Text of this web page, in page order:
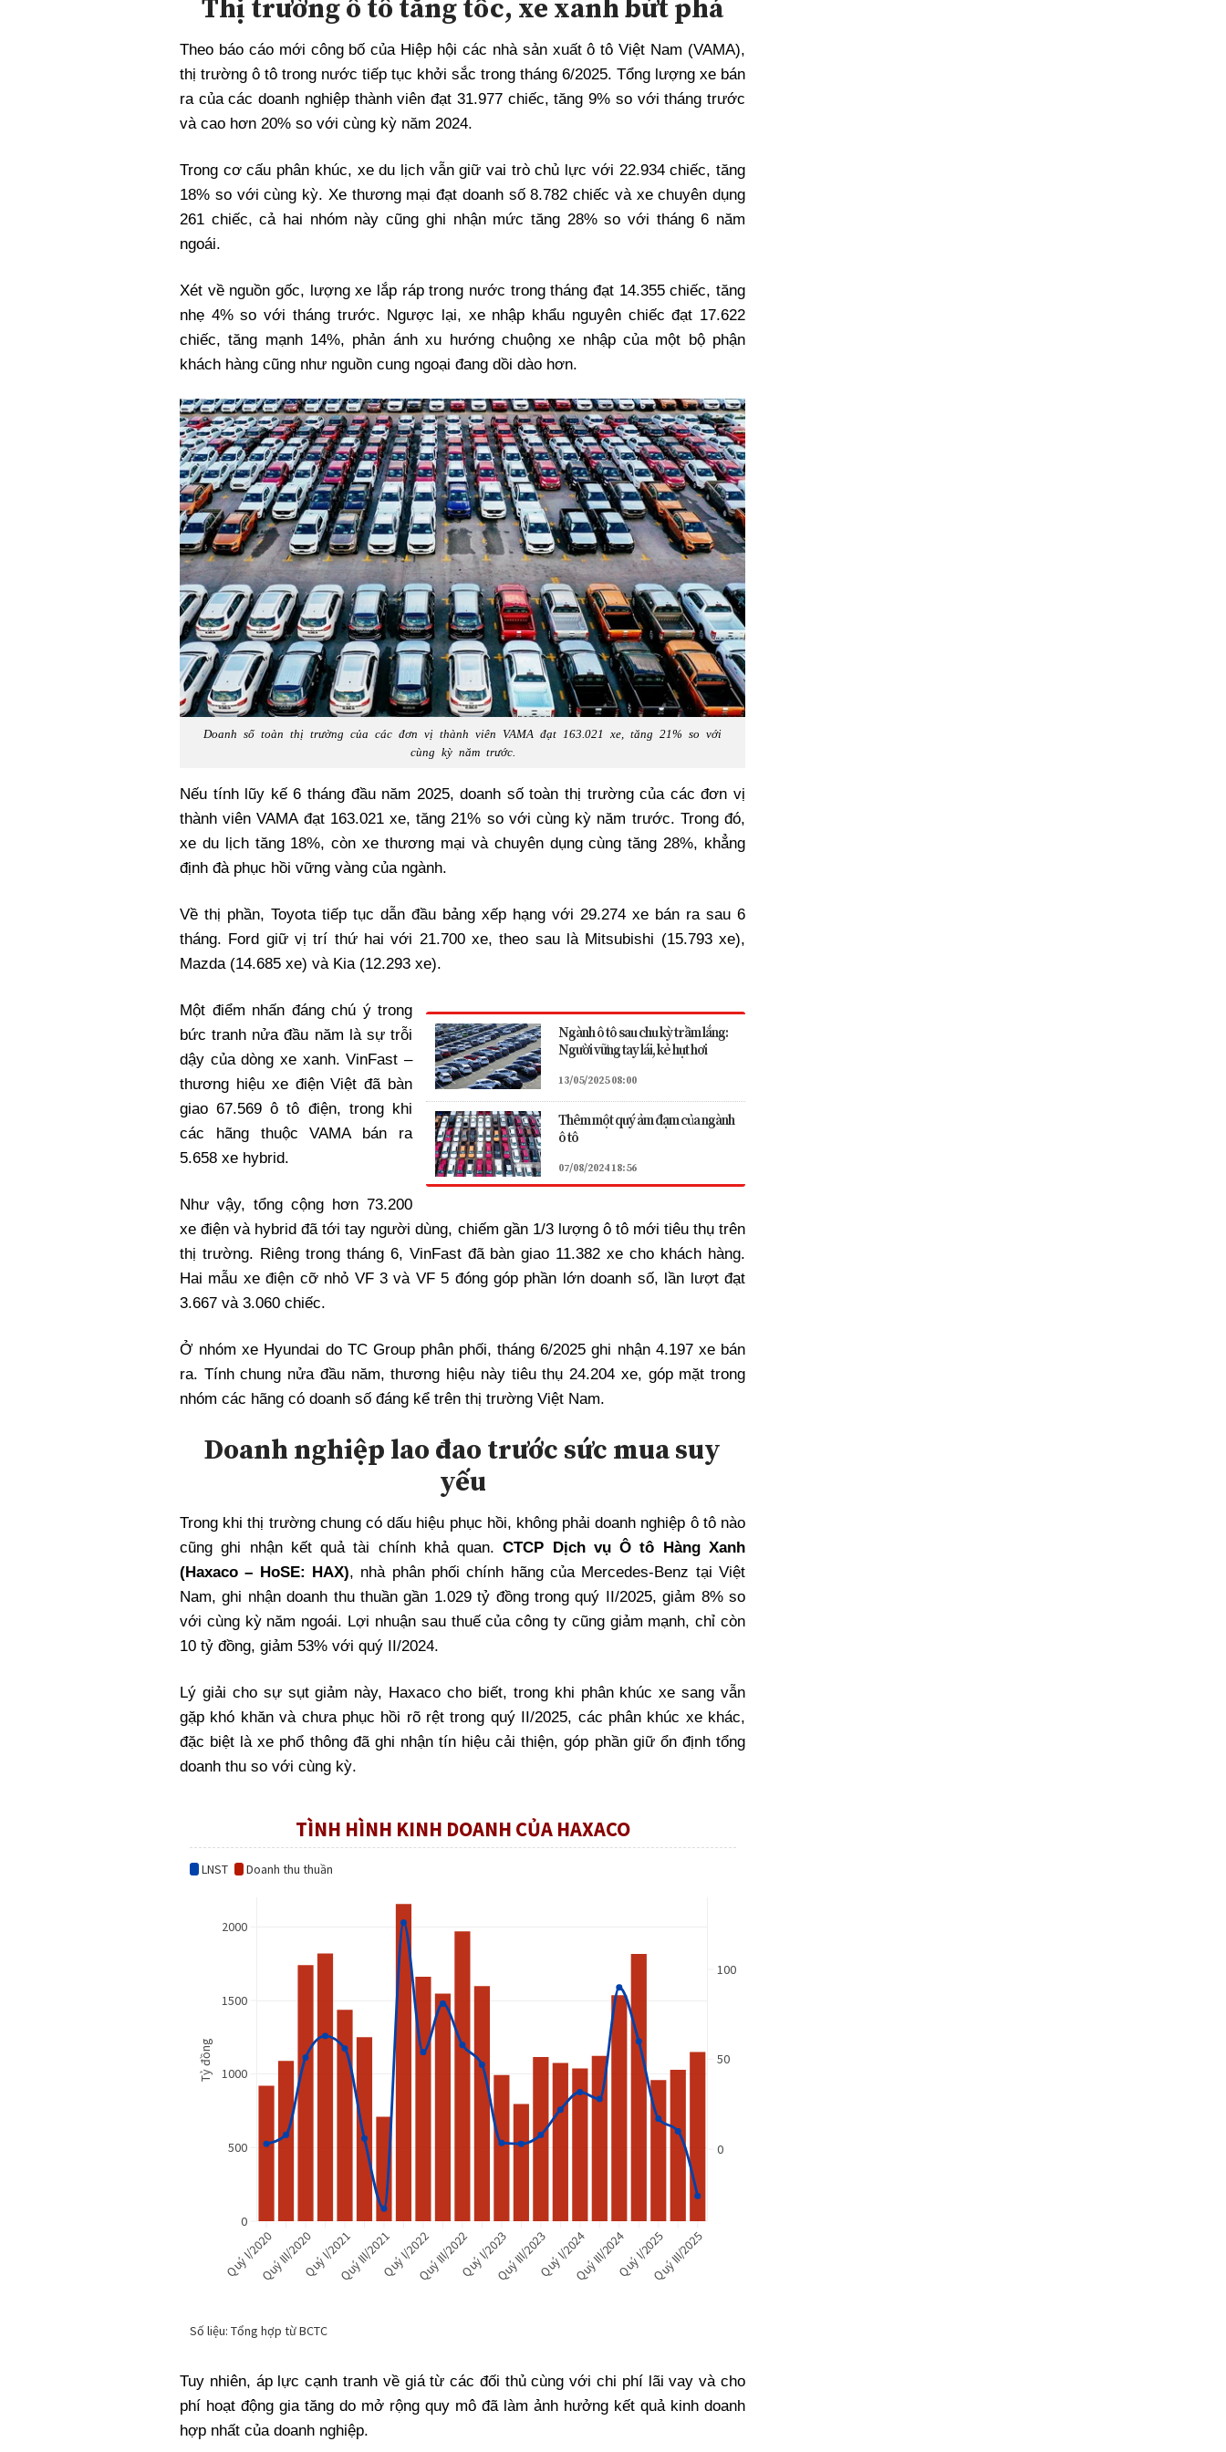
Xi nhan Trái Phải
Thị trường ô tô tăng tốc, xe xanh bứt phá
Theo báo cáo mới công bố của Hiệp hội các nhà sản xuấtô tô Việt Nam (VAMA),
thị trường ô tô trong nước tiếp tục khởi sắc trong tháng 6/2025. Tổng lượng xe bán
ra của các doanh nghiệp thành viên đạt 31.977 chiếc, tăng 9% so với tháng trước
và cao hơn 20% so với cùng kỳ năm 2024.
Trong cơ cấu phân khúc, xe du lịch vẫn giữ vai trò chủ lực với 22.934 chiếc, tăng
18% so với cùng kỳ. Xe thương mại đạt doanh số 8.782 chiếc và xe chuyên dụng
261 chiếc, cả hai nhóm này cũng ghi nhận mức tăng 28% so với tháng 6 năm
ngoái.
Xét về nguồn gốc, lượng xe lắp ráp trong nước trong tháng đạt 14.355 chiếc, tăng
nhẹ 4% so với tháng trước. Ngược lại, xe nhập khẩu nguyên chiếc đạt 17.622
chiếc, tăng mạnh 14%, phản ánh xu hướng chuộng xe nhập của một bộ phận
khách hàng cũng như nguồn cung ngoại đang dồi dào hơn.
Doanh số toàn thị trường của các đơn vị thành viên VAMA đạt 163.021 xe, tăng 21% so với
cùng kỳ năm trước.
Nếu tính lũy kế 6 tháng đầu năm 2025, doanh số toàn thị trường của các đơn vị
thành viên VAMA đạt 163.021 xe, tăng 21% so với cùng kỳ năm trước. Trong đó,
xe du lịch tăng 18%, còn xe thương mại và chuyên dụng cùng tăng 28%, khẳng
định đà phục hồi vững vàng của ngành.
Về thị phần, Toyota tiếp tục dẫn đầu bảng xếp hạng với 29.274 xe bán ra sau 6
tháng. Ford giữ vị trí thứ hai với 21.700 xe, theo sau là Mitsubishi (15.793 xe),
Mazda (14.685 xe) và Kia (12.293 xe).
Ngành ô tô sau chu kỳ trầm lắng:
Người vững tay lái, kẻ hụt hơi
13/05/2025 08:00
Thêm một quý ảm đạm của ngành
ô tô
07/08/2024 18:56
Một điểm nhấn đáng chú ý trong
bức tranh nửa đầu năm là sự trỗi
dậy của dòng xe xanh. VinFast –
thương hiệu xe điện Việt đã bàn
giao 67.569 ô tô điện, trong khi
các hãng thuộc VAMA bán ra
5.658 xe hybrid.
Như vậy, tổng cộng hơn 73.200
xe điện và hybrid đã tới tay người dùng, chiếm gần 1/3 lượng ô tô mới tiêu thụ trên
thị trường. Riêng trong tháng 6, VinFast đã bàn giao 11.382 xe cho khách hàng.
Hai mẫu xe điện cỡ nhỏ VF 3 và VF 5 đóng góp phần lớn doanh số, lần lượt đạt
3.667 và 3.060 chiếc.
Ở nhóm xe Hyundai do TC Group phân phối, tháng 6/2025 ghi nhận 4.197 xe bán
ra. Tính chung nửa đầu năm, thương hiệu này tiêu thụ 24.204 xe, góp mặt trong
nhóm các hãng có doanh số đáng kể trên thị trường Việt Nam.
Doanh nghiệp lao đao trước sức mua suy
yếu
Trong khi thị trường chung có dấu hiệu phục hồi, không phải doanh nghiệp ô tô nào
cũng ghi nhận kết quả tài chính khả quan.CTCP Dịch vụ Ô tô Hàng Xanh
(Haxaco – HoSE: HAX), nhà phân phối chính hãng của Mercedes-Benz tại Việt
Nam, ghi nhận doanh thu thuần gần 1.029 tỷ đồng trong quý II/2025, giảm 8% so
với cùng kỳ năm ngoái. Lợi nhuận sau thuế của công ty cũng giảm mạnh, chỉ còn
10 tỷ đồng, giảm 53% với quý II/2024.
Lý giải cho sự sụt giảm này, Haxaco cho biết, trong khi phân khúc xe sang vẫn
gặp khó khăn và chưa phục hồi rõ rệt trong quý II/2025, các phân khúc xe khác,
đặc biệt là xe phổ thông đã ghi nhận tín hiệu cải thiện, góp phần giữ ổn định tổng
doanh thu so với cùng kỳ.
Tuy nhiên, áp lực cạnh tranh về giá từ các đối thủ cùng với chi phí lãi vay và cho
phí hoạt động gia tăng do mở rộng quy mô đã làm ảnh hưởng kết quả kinh doanh
hợp nhất của doanh nghiệp.